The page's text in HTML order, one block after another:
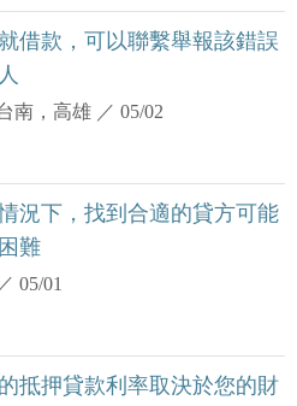
借款，可以聯繫舉報該錯誤
南，高雄 ／05/02
況下，找到合適的貸方可能
難
／05/01
抵押貸款利率取決於您的財